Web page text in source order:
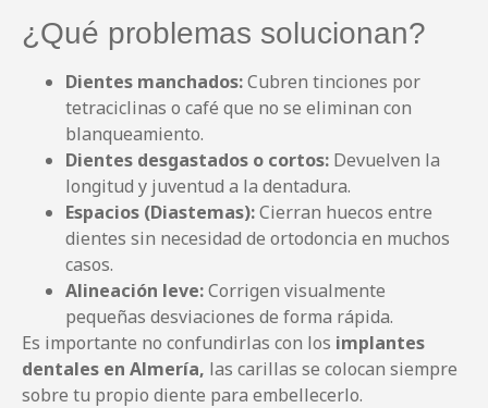
¿Qué problemas solucionan?
Dientes manchados:Cubren tinciones por
tetraciclinas o café que no se eliminan con
blanqueamiento.
Dientes desgastados o cortos: Devuelven la
longitud y juventud a la dentadura.
Espacios (Diastemas):Cierran huecos entre
dientes sin necesidad de ortodoncia en muchos
casos.
Alineación leve:Corrigen visualmente
pequeñas desviaciones de forma rápida.
Es importante no confundirlas con los implantes
dentales en Almería, las carillas se colocan siempre
sobre tu propio diente para embellecerlo.